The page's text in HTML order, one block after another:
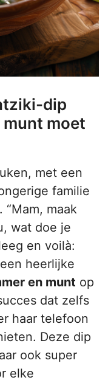
dip
munt moet
met een
familie
maak
wat doe je
en voilà:
heerlijke
en munt op
dat zelfs
haar telefoon
Deze dip
ook super
elke